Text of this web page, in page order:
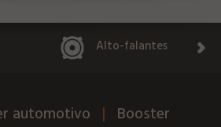
Alto-falantes
automotivo Booster